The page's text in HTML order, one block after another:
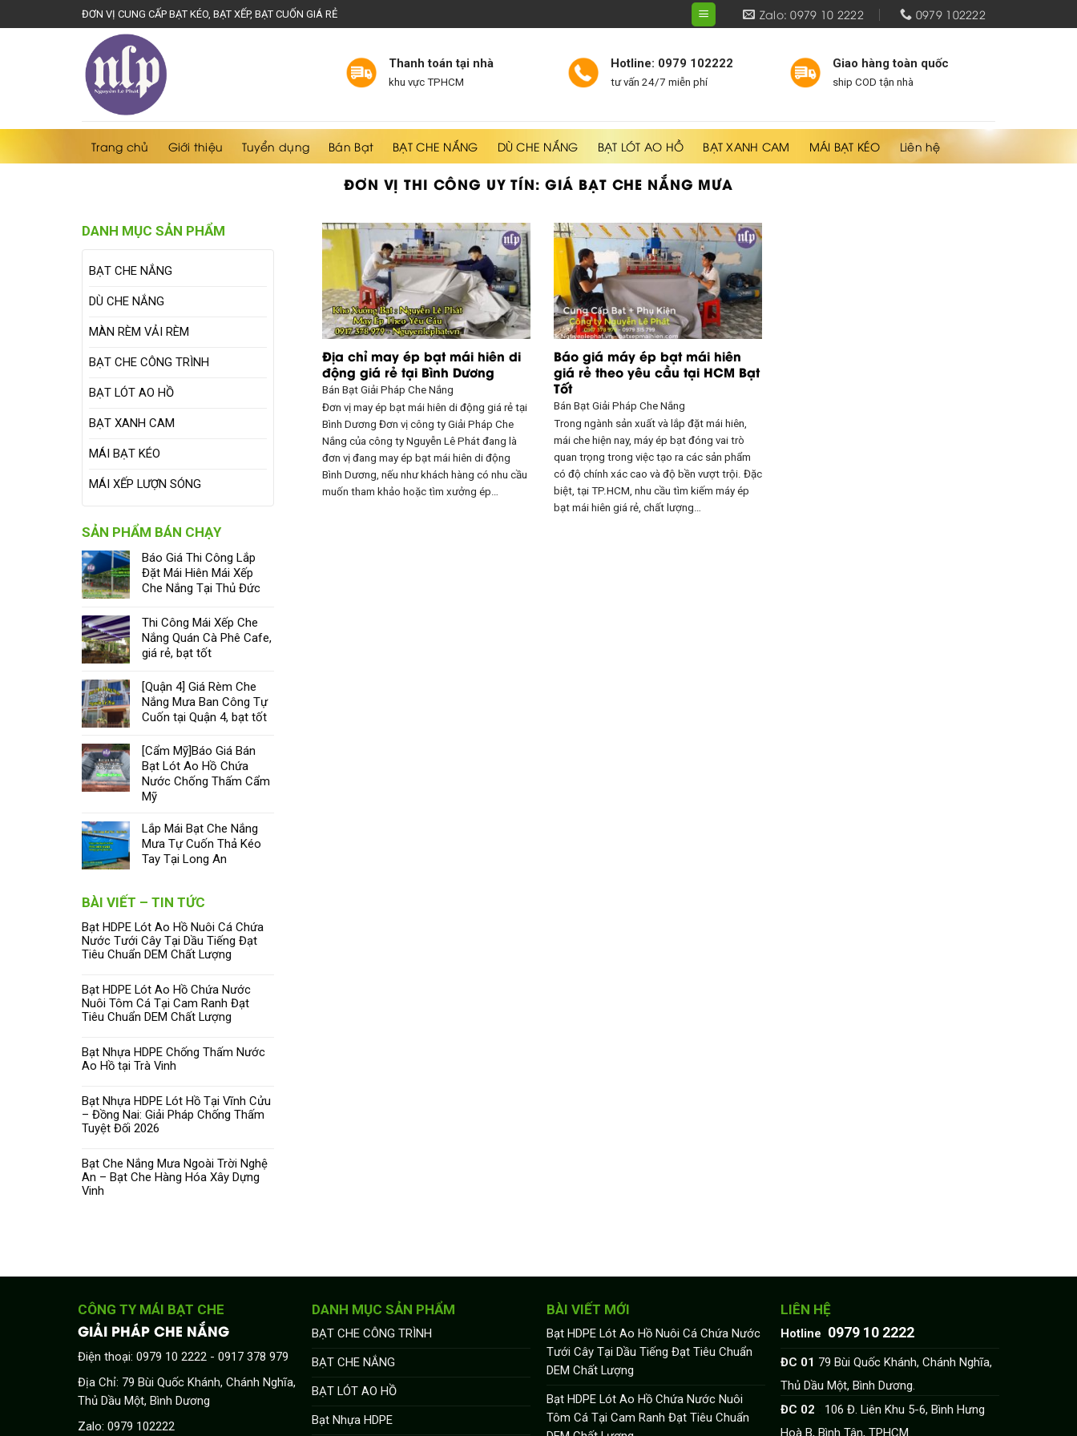
to
ĐƠN VỊ CUNG CẤP BẠT KÉO, BẠT XẾP, BẠT CUỐN GIÁ RẺ Zalo: 0979 10 2222 0979 102222
Thanh toán tại nhà
khu vực TPHCM
Hotline: 0979 102222
tư vấn 24/7 miễn phí
Giao hàng toàn quốc
ship COD tận nhà
Trang chủ Giới thiệu Tuyển dụng Bán Bạt BẠT CHE NẮNG DÙ CHE NẮNG BẠT LÓT AO HỒ BẠT XANH CAM MÁI BẠT KÉO Liên hệ
ĐƠN VỊ THI CÔNG UY TÍN: GIÁ BẠT CHE NẮNG MƯA
DANH MỤC SẢN PHẨM
BẠT CHE NẮNG
DÙ CHE NẮNG
MÀN RÈM VẢI RÈM
BẠT CHE CÔNG TRÌNH
BẠT LÓT AO HỒ
BẠT XANH CAM
MÁI BẠT KÉO
MÁI XẾP LƯỢN SÓNG
SẢN PHẨM BÁN CHẠY
Báo Giá Thi Công Lắp
Đặt Mái Hiên Mái Xếp
Che Nắng Tại Thủ Đức
Thi Công Mái Xếp Che
Nắng Quán Cà Phê Cafe,
giá rẻ, bạt tốt
[Quận 4] Giá Rèm Che
Nắng Mưa Ban Công Tự
Cuốn tại Quận 4, bạt tốt
[Cẩm Mỹ]Báo Giá Bán
Bạt Lót Ao Hồ Chứa
Nước Chống Thấm Cẩm
Mỹ
Lắp Mái Bạt Che Nắng
Mưa Tự Cuốn Thả Kéo
Tay Tại Long An
BÀI VIẾT – TIN TỨC
Bạt HDPE Lót Ao Hồ Nuôi Cá Chứa
Nước Tưới Cây Tại Dầu Tiếng Đạt
Tiêu Chuẩn DEM Chất Lượng
Bạt HDPE Lót Ao Hồ Chứa Nước
Nuôi Tôm Cá Tại Cam Ranh Đạt
Tiêu Chuẩn DEM Chất Lượng
Bạt Nhựa HDPE Chống Thấm Nước
Ao Hồ tại Trà Vinh
Bạt Nhựa HDPE Lót Hồ Tại Vĩnh Cửu
– Đồng Nai: Giải Pháp Chống Thấm
Tuyệt Đối 2026
Bạt Che Nắng Mưa Ngoài Trời Nghệ
An – Bạt Che Hàng Hóa Xây Dựng
Vinh
Địa chỉ may ép bạt mái hiên di
động giá rẻ tại Bình Dương
Bán Bạt Giải Pháp Che Nắng
Đơn vị may ép bạt mái hiên di động giá rẻ tại
Bình Dương Đơn vị công ty Giải Pháp Che
Nắng của công ty Nguyễn Lê Phát đang là
đơn vị đang may ép bạt mái hiên di động
Bình Dương, nếu như khách hàng có nhu cầu
muốn tham khảo hoặc tìm xưởng ép…
Báo giá máy ép bạt mái hiên
giá rẻ theo yêu cầu tại HCM Bạt
Tốt
Bán Bạt Giải Pháp Che Nắng
Trong ngành sản xuất và lắp đặt mái hiên,
mái che hiện nay, máy ép bạt đóng vai trò
quan trọng trong việc tạo ra các sản phẩm
có độ chính xác cao và độ bền vượt trội. Đặc
biệt, tại TP.HCM, nhu cầu tìm kiếm máy ép
bạt mái hiên giá rẻ, chất lượng…
CÔNG TY MÁI BẠT CHE
GIẢI PHÁP CHE NẮNG
Điện thoại: 0979 10 2222 - 0917 378 979
Địa Chỉ: 79 Bùi Quốc Khánh, Chánh Nghĩa,
Thủ Dầu Một, Bình Dương
Zalo: 0979 102222
DANH MỤC SẢN PHẨM
BẠT CHE CÔNG TRÌNH
BẠT CHE NẮNG
BẠT LÓT AO HỒ
Bạt Nhựa HDPE
BÀI VIẾT MỚI
Bạt HDPE Lót Ao Hồ Nuôi Cá Chứa Nước
Tưới Cây Tại Dầu Tiếng Đạt Tiêu Chuẩn
DEM Chất Lượng
Bạt HDPE Lót Ao Hồ Chứa Nước Nuôi
Tôm Cá Tại Cam Ranh Đạt Tiêu Chuẩn
LIÊN HỆ
Hotline 0979 10 2222
ĐC 01 79 Bùi Quốc Khánh, Chánh Nghĩa,
Thủ Dầu Một, Bình Dương.
ĐC 02
106 Đ. Liên Khu 5-6, Bình Hưng